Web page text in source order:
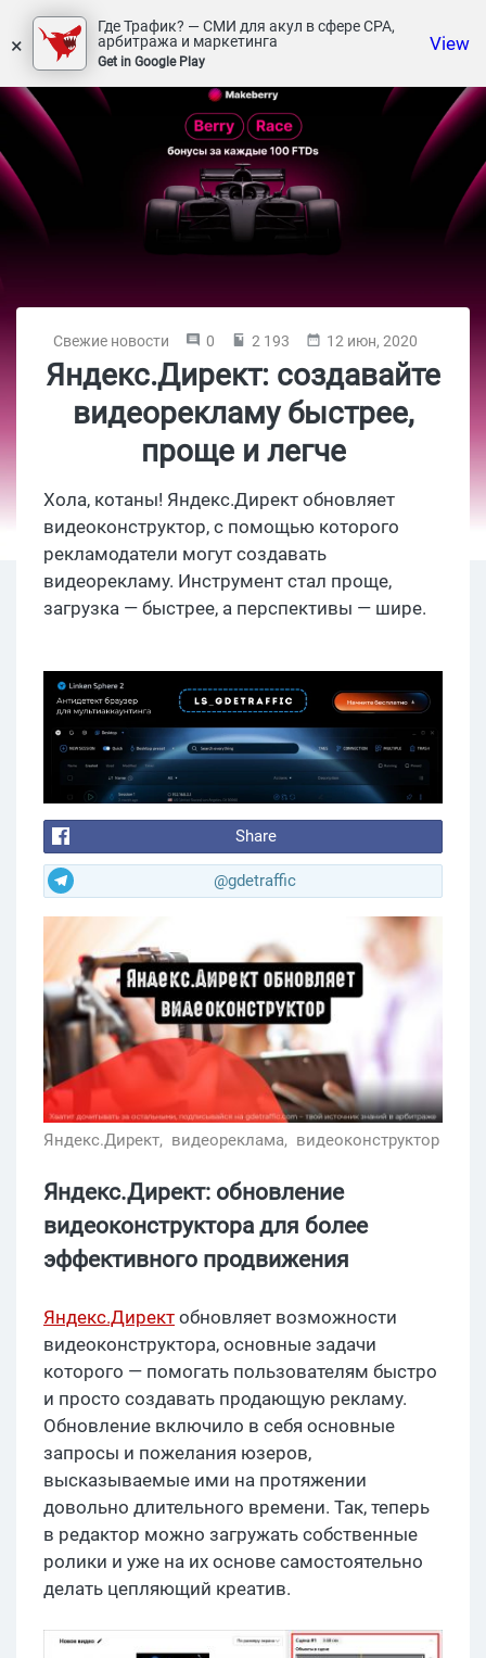
×
Где Трафик? — СМИ для акул в сфере СРА,
арбитража и маркетинга
Get in Google Play
View
Свежие новости 0 2 193 12 июн, 2020
Яндекс.Директ: создавайте
видеорекламу быстрее,
проще и легче
Хола, котаны! Яндекс.Директ обновляет
видеоконструктор, с помощью которого
рекламодатели могут создавать
видеорекламу. Инструмент стал проще,
загрузка — быстрее, а перспективы — шире.
Share
@gdetraffic
Яндекс.Директ, видеореклама, видеоконструктор
Яндекс.Директ: обновление
видеоконструктора для более
эффективного продвижения
Яндекс.Директ обновляет возможности
видеоконструктора, основные задачи
которого — помогать пользователям быстро
и просто создавать продающую рекламу.
Обновление включило в себя основные
запросы и пожелания юзеров,
высказываемые ими на протяжении
довольно длительного времени. Так, теперь
в редактор можно загружать собственные
ролики и уже на их основе самостоятельно
делать цепляющий креатив.